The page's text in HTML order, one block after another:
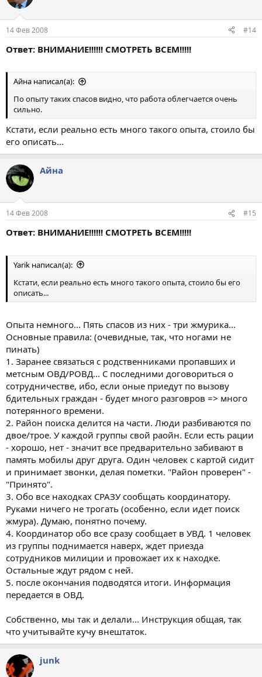
14 Фев 2008 #14
Ответ: ВНИМАНИЕ!!!!!! СМОТРЕТЬ ВСЕМ!!!!!
Айна написал(а):
По опыту таких спасов видно, что работа облегчается очень
сильно.
Кстати, если реально есть много такого опыта, стоило бы
его описать...
Айна
14 Фев 2008 #15
Ответ: ВНИМАНИЕ!!!!!! СМОТРЕТЬ ВСЕМ!!!!!
Yarik написал(а):
Кстати, если реально есть много такого опыта, стоило бы его
описать...
Опыта немного... Пять спасов из них - три жмурика...
Основные правила: (очевидные, так, что ногами не
пинать)
1. Заранее связаться с родственниками пропавших и
метсным ОВД/РОВД... С последними договориться о
сотрудничестве, ибо, если оные приедут по вызову
бдительных граждан - будет много разговров => много
потерянного времени.
2. Район поиска делится на части. Люди разбиваются по
двое/трое. У каждой группы свой раойн. Если есть рации
- хорошо, нет - значит все предварительно забивают в
память мобилы друг друга. Один человек с картой сидит
и принимает звонки, делая пометки. "Район проверен" -
"Принято".
3. Обо все находках СРАЗУ сообщать координатору.
Руками ничего не трогать (особенно, если идет поиск
жмура). Думаю, понятно почему.
4. Координатор обо все сразу сообщает в УВД. 1 человек
из группы поднимается наверх, ждет приезда
сотрудников милиции и провожает их к находке.
Остальные ждут рядом с ней.
5. после окончания подводятся итоги. Информация
передается в ОВД.
Собственно, мы так и делали... Инструкция общая, так
что учитывайте кучу внештаток.
junk